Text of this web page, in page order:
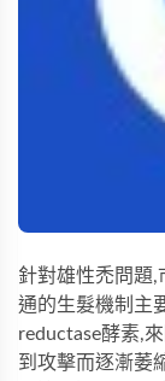
針對雄性禿問題,
通的生髮機制主
reductase酵素,
到攻擊而逐漸萎